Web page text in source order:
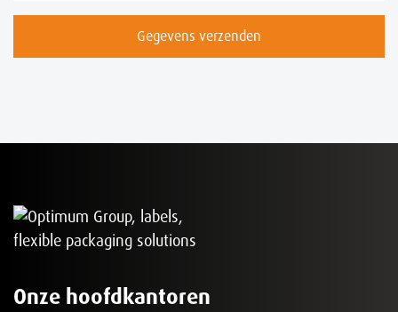
Gegevens verzenden
Onze hoofdkantoren